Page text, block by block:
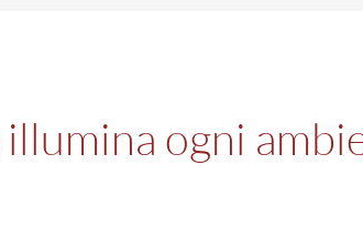
illumina ogni